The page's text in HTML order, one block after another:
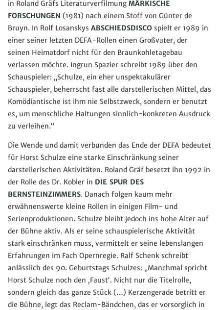
in Roland Gräfs Literaturverfilmung MÄRKISCHE
FORSCHUNGEN (1981) nach einem Stoff von Günter de
Bruyn. In Rolf Losanskys ABSCHIEDSDISCO spielt er 1989 in
einer seiner letzten DEFA-Rollen einen Großvater, der
seinen Heimatdorf nicht für den Braunkohletagebau
verlassen möchte. Ingrun Spazier schreibt 1989 über den
Schauspieler: „Schulze, ein eher unspektakulärer
Schauspieler, beherrscht fast alle darstellerischen Mittel, das
Komödiantische ist ihm nie Selbstzweck, sondern er benutzt
es, um menschliche Haltungen sinnlich-konkreten Ausdruck
zu verleihen.“
Die Wende und damit verbunden das Ende der DEFA bedeutet
für Horst Schulze eine starke Einschränkung seiner
darstellerischen Aktivitäten. Roland Gräf besetzt ihn 1992 in
der Rolle des Dr. Kobler in DIE SPUR DES
BERNSTEINZIMMERS. Danach folgen kaum mehr
erwähnenswerte kleine Rollen in einigen Film- und
Serienproduktionen. Schulze bleibt jedoch ins hohe Alter auf
der Bühne aktiv. Als er seine schauspielerische Aktivität
stark einschränken muss, vermittelt er seine lebenslangen
Erfahrungen im Fach Opernregie. Ralf Schenk schreibt
anlässlich des 90. Geburtstags Schulzes: „Manchmal spricht
Horst Schulze noch den ‚Faust‘. Nicht nur die Titelrolle,
sondern gleich das ganze Stück (…) Kerzengerade betritt er
die Bühne, legt das Reclam-Bändchen, das er vorsorglich in